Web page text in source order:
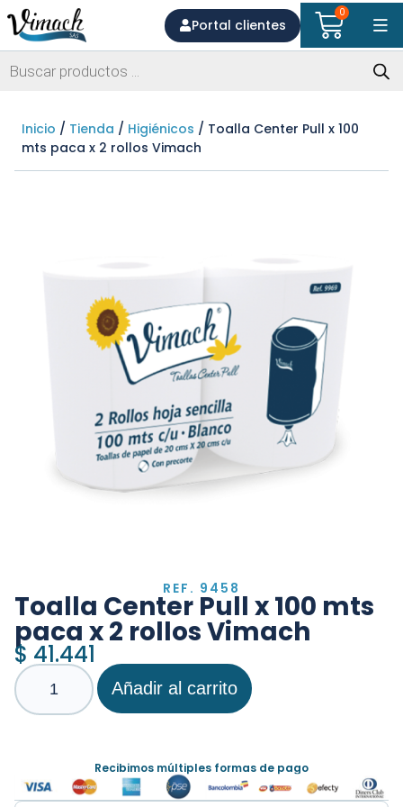
Portal clientes
0
Inicio / Tienda / Higiénicos / Toalla Center Pull x 100
mts paca x 2 rollos Vimach
REF. 9458
Toalla Center Pull x 100 mts
paca x 2 rollos Vimach
$ 41.441
Añadir al carrito
Recibimos múltiples formas de pago